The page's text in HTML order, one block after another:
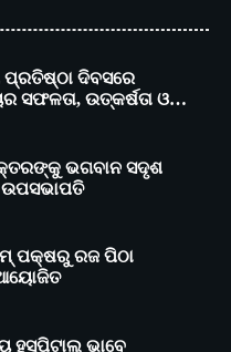
ଭଗବାନ ସଦୃଶ
ପକ୍ଷରୁ ରଜ ପିଠା
ହସ୍ପିଟାଲ୍ ଭାବେ
ସମ ହସ୍ପିଟାଲ୍‌ରେ
ସ୍ଥାପନ
କାର୍ଯ୍ୟକ୍ରମ ଅଧୀନରେ